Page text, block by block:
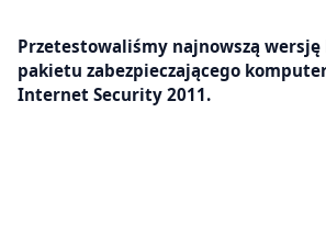
Przetestowaliśmy najnowszą
pakietu zabezpieczającego
Internet Security 2011.